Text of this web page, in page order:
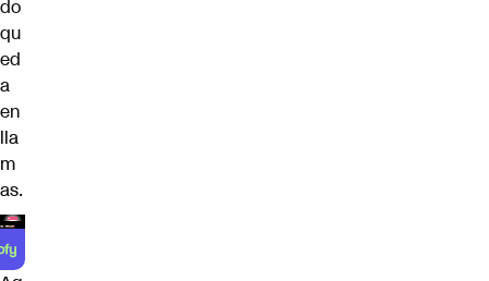
do
qu
ed
a
en
lla
m
as.